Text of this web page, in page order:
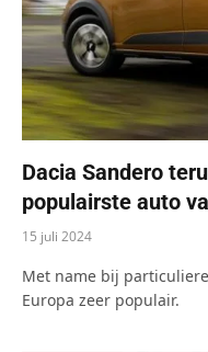
Dacia Sandero
populairste auto
15 juli 2024
Met name bij
Europa zeer populair.